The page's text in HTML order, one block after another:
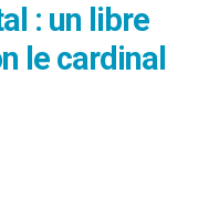
: un libre
le cardinal